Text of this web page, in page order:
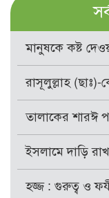
মানুষকে কষ্ট
রাসূলুল্লাহ (ছাঃ)-
তালাকের শারঈ
ইসলামে দাড়ি
হজ্জ : গুরুত্ব ও